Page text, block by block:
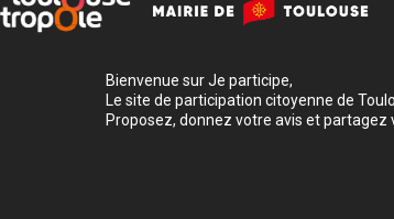
Bienvenue sur Je participe,
Le site de participation citoyenne de
Proposez, donnez votre avis et partagez